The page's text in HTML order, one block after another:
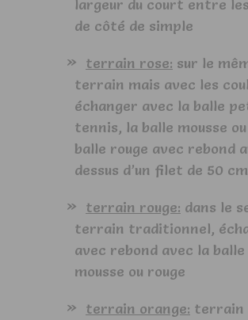
largeur du court entre
de côté de simple
terrain rose: sur le
terrain mais avec les
échanger avec la balle
tennis, la balle mousse
balle rouge avec rebond
dessus d’un filet de 50 cm
terrain rouge: dans le
terrain traditionnel,
avec rebond avec la balle
mousse ou rouge
terrain orange: terrain